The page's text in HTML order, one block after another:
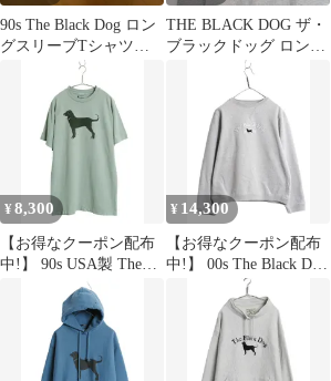
90s The Black Dog ロン
グスリーブTシャツ
THE BLACK DOG ザ・
ブラックドッグ ロンT
¥8,300
【お得なクーポン配布
中!】 90s USA製 The
Black Dog ドッグ イラ
スト プリント Tシャツ
メンズ レディース L /
オールド アニマル キャ
ラクター シングルステ
¥ 14,300
【お得なクーポン配布
中!】 00s The Black Dog
ドッグ 刺繍 スウェット
メンズ レディース S /
古着 00年代 オールド
ヘビーウェイト トレー
ナー 犬 裏起毛 前V グ